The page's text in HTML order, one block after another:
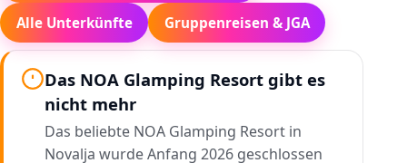
Alle Unterkünfte Gruppenreisen & JGA
Das NOA Glamping Resort gibt es
nicht mehr
Das beliebte NOA Glamping Resort in
Novalja wurde Anfang 2026 geschlossen